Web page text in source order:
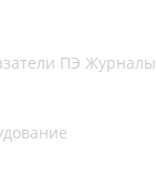
ПЭ Журналы